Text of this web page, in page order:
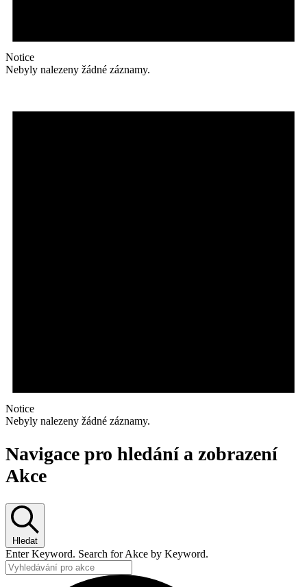
Notice
Nebyly nalezeny žádné záznamy.
Notice
Nebyly nalezeny žádné záznamy.
Navigace pro hledání a zobrazení
Akce
Hledat
Enter Keyword. Search for Akce by Keyword.